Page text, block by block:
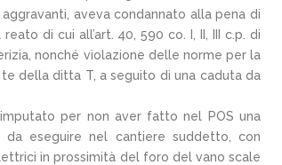
aveva condannato alla pena di
di cui all’art. 40, 590 co. I, II, III c.p. di
nonché violazione delle norme per la
della ditta T, a seguito di una caduta da
per non aver fatto nel POS una
eseguire nel cantiere suddetto, con
in prossimità del foro del vano scale